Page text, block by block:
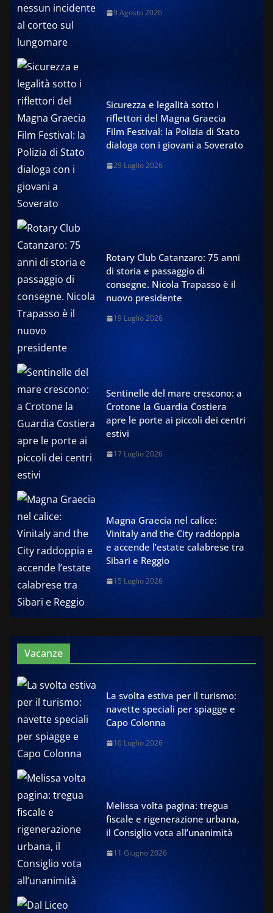
9 Agosto 2026
Sicurezza e legalità sotto i
riflettori del Magna Graecia
Film Festival: la Polizia di Stato
dialoga con i giovani a Soverato
29 Luglio 2026
Rotary Club Catanzaro: 75 anni
di storia e passaggio di
consegne. Nicola Trapasso è il
nuovo presidente
19 Luglio 2026
Sentinelle del mare crescono: a
Crotone la Guardia Costiera
apre le porte ai piccoli dei centri
estivi
17 Luglio 2026
Magna Graecia nel calice:
Vinitaly and the City raddoppia
e accende l’estate calabrese tra
Sibari e Reggio
15 Luglio 2026
Vacanze
La svolta estiva per il turismo:
navette speciali per spiagge e
Capo Colonna
10 Luglio 2026
Melissa volta pagina: tregua
fiscale e rigenerazione urbana,
il Consiglio vota all’unanimità
11 Giugno 2026